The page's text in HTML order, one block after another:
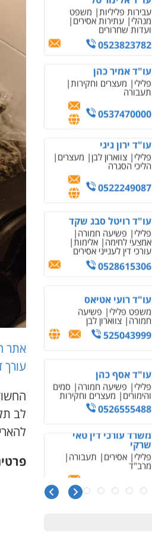
0537470000
עו"ד ירון גיגי
0522249087
עו"ד רויטל סבג שקד
אמצעי לחימה
עורכי דין לענייני אסירים
0528615306
חמורה צווארון לבן
525043999
עו"ד אסף כהן
והימורים
0526555488
משרד עורכי דין טאי
שרקי
0547556464
פלילי משפחה אזרחי מסחרי
0502130230
חליל ביאדי – משרד
עורכי דין
אתר
עורך
לב